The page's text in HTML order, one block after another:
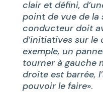
clair et défini,
point de vue de la
conducteur doit
d’initiatives sur le
exemple, un
tourner à gauche
droite est barrée,
pouvoir le faire».